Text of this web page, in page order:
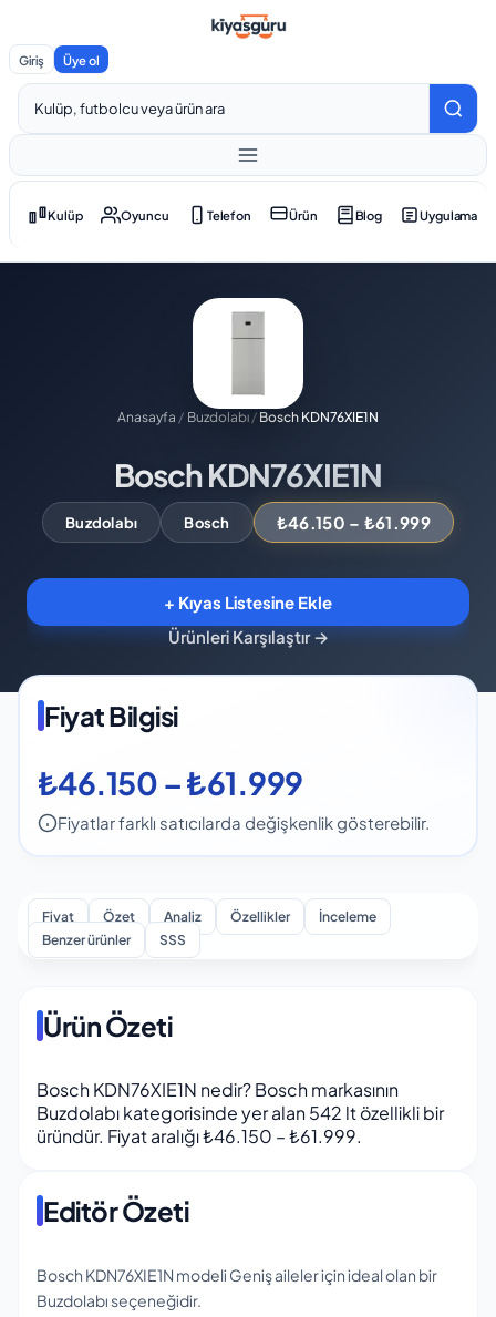
Giriş Üye ol
Kulüp Oyuncu Telefon Ürün Blog Uygulama
Anasayfa / Buzdolabı / Bosch KDN76XIE1N
Bosch KDN76XIE1N
Buzdolabı Bosch ₺46.150 – ₺61.999
+ Kıyas Listesine Ekle
Ürünleri Karşılaştır→
Fiyat Bilgisi
₺46.150 – ₺61.999
Fiyatlar farklı satıcılarda değişkenlik gösterebilir.
Fiyat Özet Analiz Özellikler
İnceleme
Benzer ürünler
SSS
Ürün Özeti
Bosch KDN76XIE1N nedir? Bosch markasının
Buzdolabı kategorisinde yer alan 542 lt özellikli bir
üründür. Fiyat aralığı ₺46.150 – ₺61.999.
Editör Özeti
Bosch KDN76XIE1N modeli Geniş aileler için ideal olan bir
Buzdolabı seçeneğidir.